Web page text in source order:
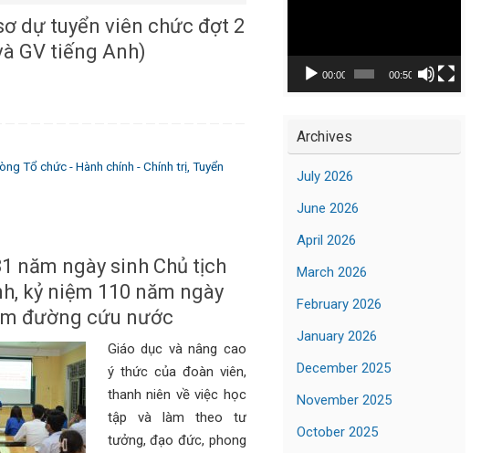
dự tuyển viên chức đợt 2
GV tiếng Anh)
Tổ chức - Hành chính - Chính trị, Tuyển
năm ngày sinh Chủ tịch
kỷ niệm 110 năm ngày
đường cứu nước
Giáo dục và nâng cao
ý thức của đoàn viên,
thanh niên về việc học
tập và làm theo tư
tưởng, đạo đức, phong
00:00 00:50
Archives
July 2026
June 2026
April 2026
March 2026
February 2026
January 2026
December 2025
November 2025
October 2025